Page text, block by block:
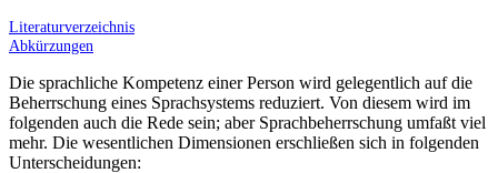
Literaturverzeichnis
Abkürzungen
Die sprachliche Kompetenz einer Person wird gelegentlich auf die
Beherrschung eines Sprachsystems reduziert. Von diesem wird im
folgenden auch die Rede sein; aber Sprachbeherrschung umfaßt viel
mehr. Die wesentlichen Dimensionen erschließen sich in folgenden
Unterscheidungen: